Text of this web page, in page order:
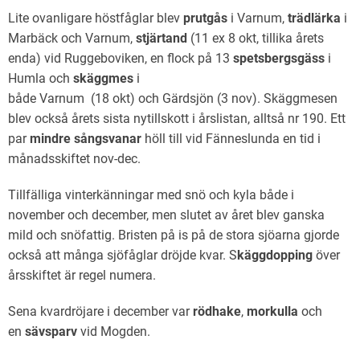
Lite ovanligare höstfåglar blev prutgås i Varnum, trädlärka i
Marbäck och Varnum, stjärtand (11 ex 8 okt, tillika årets
enda) vid Ruggeboviken, en flock på 13 spetsbergsgäss i
Humla och skäggmes i
både Varnum (18 okt) och Gärdsjön (3 nov). Skäggmesen
blev också årets sista nytillskott i årslistan, alltså nr 190. Ett
parmindre sångsvanar höll till vid Fänneslunda en tid i
månadsskiftet nov-dec.
Tillfälliga vinterkänningar med snö och kyla både i
november och december, men slutet av året blev ganska
mild och snöfattig. Bristen på is på de stora sjöarna gjorde
också att många sjöfåglar dröjde kvar. Skäggdopping över
årsskiftet är regel numera.
Sena kvardröjare i december varrödhake, morkulla och
en sävsparv vid Mogden.